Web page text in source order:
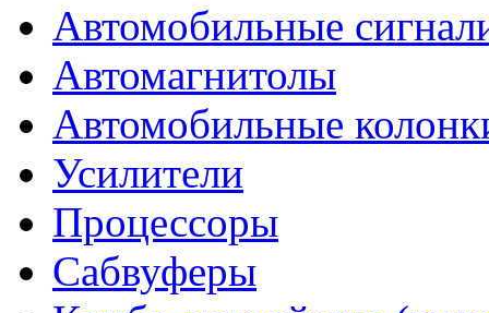
Автомобильные
Автомагнитолы
Автомобильные
Усилители
Процессоры
Сабвуферы